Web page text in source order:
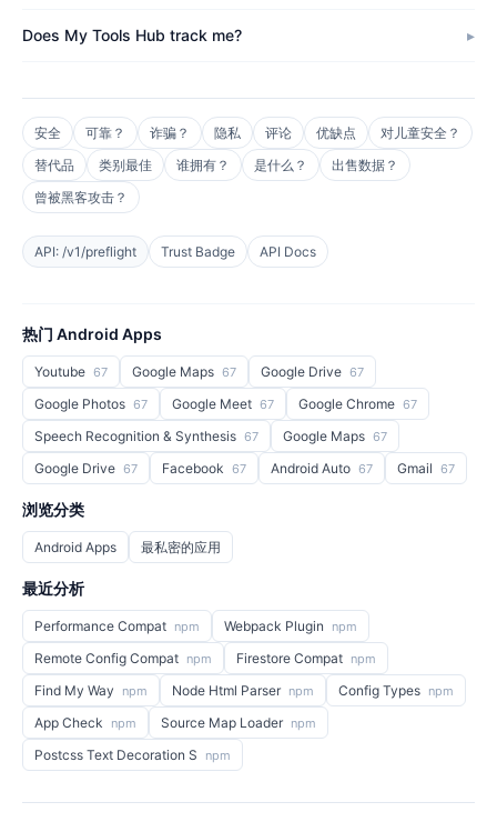
Does My Tools Hub track me?
安全 可靠？ 诈骗？ 隐私 评论 优缺点
对儿童安全？
替代品
类别最佳 谁拥有？ 是什么？
出售数据？
曾被黑客攻击？
API: /v1/preflight Trust Badge API Docs
热门 Android Apps
Youtube 67 Google Maps 67 Google Drive 67
Google Photos 67 Google Meet 67 Google Chrome 67
Speech Recognition & Synthesis 67 Google Maps 67
Google Drive 67 Facebook 67 Android Auto 67 Gmail 67
浏览分类
Android Apps 最私密的应用
最近分析
Performance Compat npm Webpack Plugin npm
Remote Config Compat npm Firestore Compat npm
Find My Way npm Node Html Parser npm Config Types npm
App Check npm Source Map Loader npm
Postcss Text Decoration S npm